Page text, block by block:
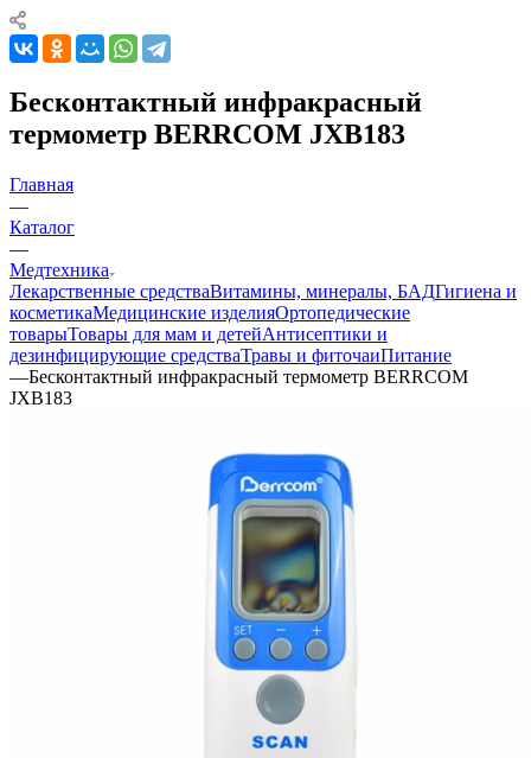
Бесконтактный инфракрасный
термометр BERRCOM JXB183
Главная
—
Каталог
—
Медтехника
Лекарственные средстваВитамины, минералы, БАДГигиена и
косметикаМедицинские изделияОртопедические
товарыТовары для мам и детейАнтисептики и
дезинфицирующие средстваТравы и фиточаиПитание
—Бесконтактный инфракрасный термометр BERRCOM
JXB183